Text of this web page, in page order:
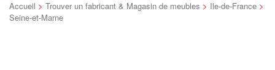
Accueil > Trouver un fabricant & Magasin de meubles > Ile-de-France >
Seine-et-Marne